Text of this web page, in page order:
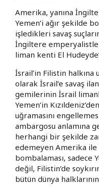
Amerika, yanına
Yemen’i ağır şekilde
işledikleri savaş
İngiltere
liman kenti El
İsrail’in Filistin halkına
olarak İsrail’e savaş
gemilerinin İsrail
Yemen’in
uğramasını
ambargosu anlamına
herhangi bir şekilde
edemeyen Amerika ile
bombalaması, sadece
değil, Filistin’de
bütün dünya